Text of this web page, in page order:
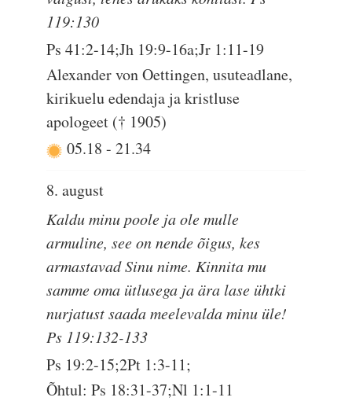
119:130
Ps 41:2-14;Jh 19:9-16a;Jr 1:11-19
Alexander von Oettingen, usuteadlane,
kirikuelu edendaja ja kristluse
apologeet († 1905)
05.18-21.34
8. august
Kaldu minu poole ja ole mulle
armuline, see on nende õigus, kes
armastavad Sinu nime. Kinnita mu
samme oma ütlusega ja ära lase ühtki
nurjatust saada meelevalda minu üle!
Ps 119:132-133
Ps 19:2-15;2Pt 1:3-11;
Õhtul: Ps 18:31-37;Nl 1:1-11